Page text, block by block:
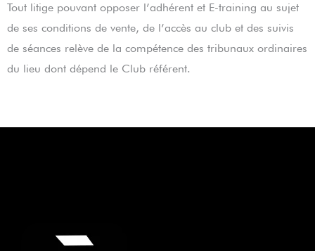
Tout litige pouvant opposer l’adhérent et E-training au sujet
de ses conditions de vente, de l’accès au club et des suivis
de séances relève de la compétence des tribunaux ordinaires
du lieu dont dépend le Club référent.